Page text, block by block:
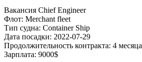
Вакансия Chief Engineer
Флот: Merchant fleet
Тип судна: Container Ship
Дата посадки: 2022-07-29
Продолжительность контракта: 4 месяца
Зарплата: 9000$